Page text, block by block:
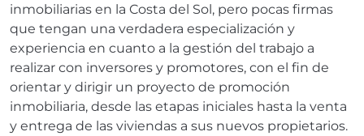
inmobiliarias en la Costa del Sol, pero pocas firmas
que tengan una verdadera especialización y
experiencia en cuanto a la gestión del trabajo a
realizar con inversores y promotores, con el fin de
orientar y dirigir un proyecto de promoción
inmobiliaria, desde las etapas iniciales hasta la venta
y entrega de las viviendas a sus nuevos propietarios.